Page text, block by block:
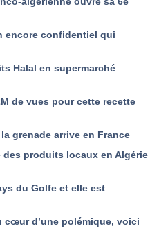
encore confidentiel qui
Halal en supermarché
de vues pour cette recette
grenade arrive en France
produits locaux en Algérie
du Golfe et elle est
cœur d’une polémique, voici